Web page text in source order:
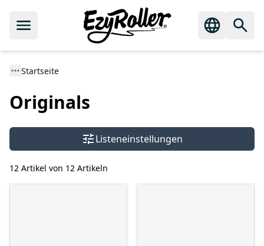
Startseite
Originals
Listeneinstellungen
12 Artikel von 12 Artikeln